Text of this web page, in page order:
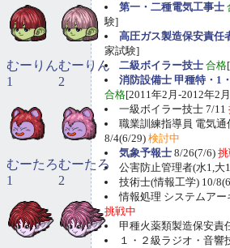
第一・二種電気工事士
験]
高圧ガス製造保安責任
家試験]
二級ボイラー技士 合格
消防設備士 甲種特・1
合格[2011年2月-2012年2
一級ボイラー技士 7/11
職業訓練指導員 電気
8/4(6/29) 検討中
気象予報士 8/26(7/6) 挑
公害防止管理者(水1,大
技術士(情報工学) 10/
情報処理 システムアー
挑戦中
甲種火薬類製造保安責
１・２級ラジオ・音響
むーりん
1
むーりん
2
むーたろ
1
むーたろ
2